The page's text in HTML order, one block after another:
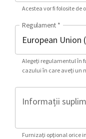
Acestea vor fi folosite
Regulament *
Alegeți regulamentul în
cazului în care aveți un
Furnizați opțional orice